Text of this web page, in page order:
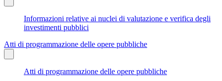
Informazioni relative ai nuclei di valutazione e verifica degli
investimenti pubblici
Atti di programmazione delle opere pubbliche
Atti di programmazione delle opere pubbliche